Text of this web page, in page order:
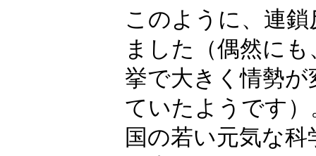
このように、連
ました（偶然に
挙で大きく情勢
ていたようです
国の若い元気な